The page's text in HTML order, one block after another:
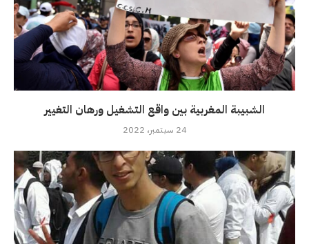
الشبيبة المغربية بين واقع التشغيل ورهان التغيير
24 سبتمبر، 2022